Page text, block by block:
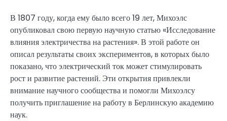
В 1807 году, когда ему было всего 19 лет, Михоэлс
опубликовал свою первую научную статью «Исследование
влияния электричества на растения». В этой работе он
описал результаты своих экспериментов, в которых было
показано, что электрический ток может стимулировать
рост и развитие растений. Эти открытия привлекли
внимание научного сообщества и помогли Михоэлсу
получить приглашение на работу в Берлинскую академию
наук.